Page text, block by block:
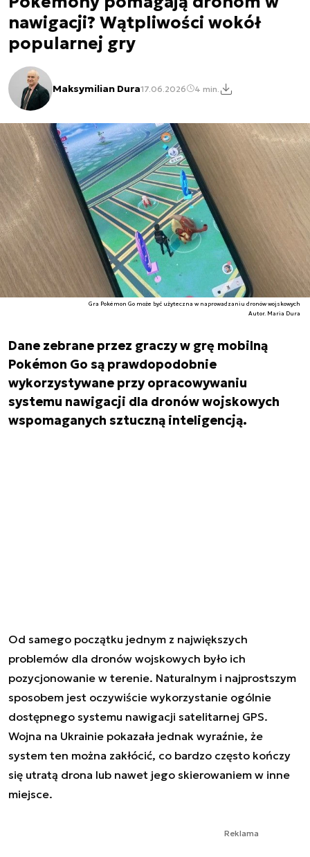
nawigacji? Wątpliwości wokół
popularnej gry
Maksymilian Dura17.06.2026 4 min.
Gra Pokémon Go może być użyteczna w naprowadzaniu dronów wojskowych
Autor. Maria Dura
Dane zebrane przez graczy w grę mobilną
Pokémon Go są prawdopodobnie
wykorzystywane przy opracowywaniu
systemu nawigacji dla dronów wojskowych
wspomaganych sztuczną inteligencją.
Od samego początku jednym z największych
problemów dla dronów wojskowych było ich
pozycjonowanie w terenie. Naturalnym i najprostszym
sposobem jest oczywiście wykorzystanie ogólnie
dostępnego systemu nawigacji satelitarnej GPS.
Wojna na Ukrainie pokazała jednak wyraźnie, że
system ten można zakłócić, co bardzo często kończy
się utratą drona lub nawet jego skierowaniem w inne
miejsce.
Reklama